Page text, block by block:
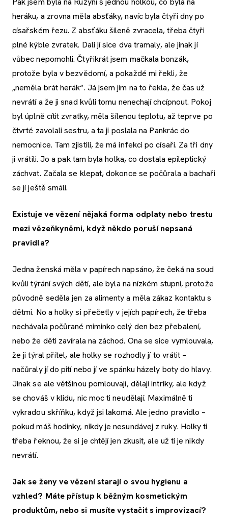
heráku, a zrovna měla absťáky, navíc byla čtyři dny po
císařském řezu. Z absťáku šíleně zvracela, třeba čtyři
plné kýble zvratek. Dali jí sice dva tramaly, ale jinak jí
vůbec nepomohli. Čtyřikrát jsem mačkala bonzák,
protože byla v bezvědomí, a pokaždé mi řekli, že
„neměla brát herák“. Já jsem jim na to řekla, že čas už
nevrátí a že ji snad kvůli tomu nenechají chcípnout. Pokoj
byl úplně cítit zvratky, měla šílenou teplotu, až teprve po
čtvrté zavolali sestru, a ta ji poslala na Pankrác do
nemocnice. Tam zjistili, že má infekci po císaři. Za tři dny
ji vrátili. Jo a pak tam byla holka, co dostala epileptický
záchvat. Začala se klepat, dokonce se počůrala a bachaři
se jí ještě smáli.
Existuje ve vězení nějaká forma odplaty nebo trestu
mezi vězeňkyněmi, když někdo poruší nepsaná
pravidla?
Jedna ženská měla v papírech napsáno, že čeká na soud
kvůli týrání svých dětí, ale byla na nízkém stupni, protože
původně seděla jen za alimenty a měla zákaz kontaktu s
dětmi. No a holky si přečetly v jejích papírech, že třeba
nechávala počůrané miminko celý den bez přebalení,
nebo že děti zavírala na záchod. Ona se sice vymlouvala,
že ji týral přítel, ale holky se rozhodly jí to vrátit –
načůraly jí do pití nebo jí ve spánku házely boty do hlavy.
Jinak se ale většinou pomlouvají, dělají intriky, ale když
se chováš v klidu, nic moc ti neudělají. Maximálně ti
vykradou skříňku, když jsi lakomá. Ale jedno pravidlo –
pokud máš hodinky, nikdy je nesundávej z ruky. Holky ti
třeba řeknou, že si je chtějí jen zkusit, ale už ti je nikdy
nevrátí.
Jak se ženy ve vězení starají o svou hygienu a
vzhled? Máte přístup k běžným kosmetickým
produktům, nebo si musíte vystačit s improvizací?